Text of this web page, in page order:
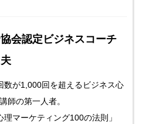
会認定ビジネスコーチ
数が1,000回を超えるビジネス心
師の第一人者。
理マーケティング100の法則」